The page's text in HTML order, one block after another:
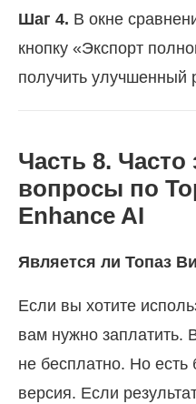
Шаг 4. В окне
кнопку «Экспорт
получить улучшенный
Часть 8.
вопросы по
Enhance AI
Является ли Топаз
Если вы хотите
вам нужно заплатить.
не бесплатно. Но есть
версия. Если